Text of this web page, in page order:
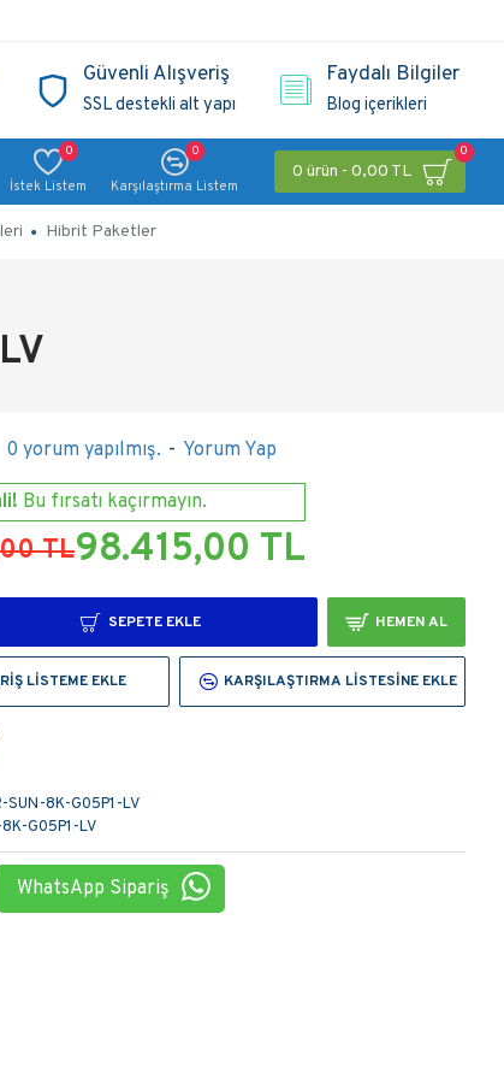
Güvenli Alışveriş
SSL destekli alt yapı
Faydalı Bilgiler
Blog içerikleri
İstek Listem
0
Karşılaştırma Listem
0
0 ürün - 0,00 TL
0
Hibrit Paketler
SUN-8K-G05P1-LV
G05P1-LV
WhatsApp Sipariş
0 yorum yapılmış. - Yorum Yap
Bu fırsatı kaçırmayın.
TL98.415,00 TL
SEPETE EKLE HEMEN AL
LISTEME EKLE KARŞILAŞTIRMA LISTESINE EKLE